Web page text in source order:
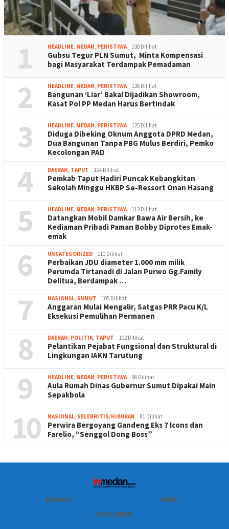
1 HEADLINE, MEDAN, PERISTIWA 130 Dilihat
Gubsu Tegur PLN Sumut, Minta Kompensasi
bagi Masyarakat Terdampak Pemadaman
2 HEADLINE, MEDAN, PERISTIWA 126 Dilihat
Bangunan ‘Liar’ Bakal Dijadikan Showroom,
Kasat Pol PP Medan Harus Bertindak
3 HEADLINE, MEDAN, PERISTIWA 125 Dilihat
Diduga Dibeking Oknum Anggota DPRD Medan,
Dua Bangunan Tanpa PBG Mulus Berdiri, Pemko
Kecolongan PAD
4 DAERAH, TAPUT 124 Dilihat
Pemkab Taput Hadiri Puncak Kebangkitan
Sekolah Minggu HKBP Se-Ressort Onan Hasang
5 HEADLINE, MEDAN, PERISTIWA 113 Dilihat
Datangkan Mobil Damkar Bawa Air Bersih, ke
Kediaman Pribadi Paman Bobby Diprotes Emak-
emak
6 UNCATEGORIZED 110 Dilihat
Perbaikan JDU diameter 1.000 mm milik
Perumda Tirtanadi di Jalan Purwo Gg.Family
Delitua, Berdampak …
7 NASIONAL, SUMUT 105 Dilihat
Anggaran Mulai Mengalir, Satgas PRR Pacu K/L
Eksekusi Pemulihan Permanen
8 DAERAH, POLITIK, TAPUT 102 Dilihat
Pelantikan Pejabat Fungsional dan Struktural di
Lingkungan IAKN Tarutung
9 HEADLINE, MEDAN, PERISTIWA 96 Dilihat
Aula Rumah Dinas Gubernur Sumut Dipakai Main
Sepakbola
10 NASIONAL, SELEBRITIS/HIBURAN 81 Dilihat
Perwira Bergoyang Gandeng Eks 7 Icons dan
Farelio, “Senggol Dong Boss”
REDAKSI
SIBER
DISCLAIMER